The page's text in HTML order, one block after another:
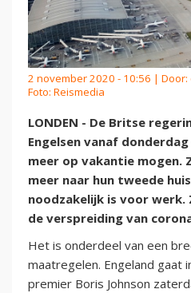
2 november 2020 - 10:56 | Door:
Foto: Reismedia
LONDEN - De Britse
Engelsen vanaf
meer op vakantie mogen.
meer naar hun tweede
noodzakelijk is voor
de verspreiding van
Het is onderdeel van een
maatregelen. Engeland gaat
premier Boris Johnson